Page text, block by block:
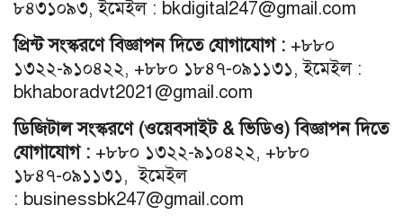
কনভার্টার
৮৪৩১০৯৩, ইমেইল : bkdigital247@gmail.com
প্রিন্ট সংস্করণে বিজ্ঞাপন দিতে যোগাযোগ : +৮৮০
১৩২২-৯১০৪২২, +৮৮০ ১৮৪৭-০৯১১৩১, ইমেইল :
bkhaboradvt2021@gmail.com
ডিজিটাল সংস্করণে (ওয়েবসাইট & ভিডিও) বিজ্ঞাপন দিতে
যোগাযোগ : +৮৮০ ১৩২২-৯১০৪২২, +৮৮০
১৮৪৭-০৯১১৩১, ইমেইল
: businessbk247@gmail.com